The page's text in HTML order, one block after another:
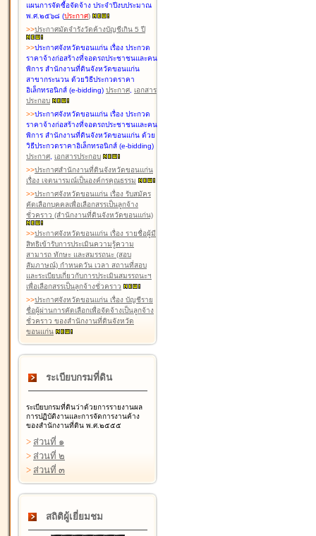
แผนการจัดซื้อจัดจ้าง ประจำปีงบประมาณ
พ.ศ.๒๕๖๘ (ประกาศ)
>>ประกาศมัดจำรังวัดค้างบัญชีเกิน 5 ปี
>>ประกาศจังหวัดขอนแก่น เรื่อง ประกวด
ราคาจ้างก่อสร้างที่จอดรถประชาชนและคน
พิการ สำนักงานที่ดินจังหวัดขอนแก่น
สาขากระนวน ด้วยวิธีประกวดราคา
อิเล็กทรอนิกส์ (e-bidding) ประกาศ, เอกสาร
ประกอบ
>>ประกาศจังหวัดขอนแก่น เรื่อง ประกวด
ราคาจ้างก่อสร้างที่จอดรถประชาชนและคน
พิการ สำนักงานที่ดินจังหวัดขอนแก่น ด้วย
วิธีประกวดราคาอิเล็กทรอนิกส์ (e-bidding)
ประกาศ, เอกสารประกอบ
>>ประกาศสำนักงานที่ดินจังหวัดขอนแก่น
เรื่อง เจตนารมณ์เป็นองค์กรคุณธรรม
>>ประกาศจังหวัดขอนแก่น เรื่อง รับสมัคร
คัดเลือกบุคคลเพื่อเลือกสรรเป็นลูกจ้าง
ชั่วคราว (สำนักงานที่ดินจังหวัดขอนแก่น)
>>ประกาศจังหวัดขอนแก่น เรื่อง รายชื่อผู้มี
สิทธิเข้ารับการประเมินความรู้ความ
สามารถ ทักษะ และสมรรถนะ (สอบ
สัมภาษณ์) กำหนดวัน เวลา สถานที่สอบ
และระเบียบเกี่ยวกับการประเมินสมรรถนะฯ
เพื่อเลือกสรรเป็นลูกจ้างชั่วคราว
>>ประกาศจังหวัดขอนแก่น เรื่อง บัญชีราย
ชื่อผู้ผ่านการคัดเลือกเพื่อจัดจ้างเป็นลูกจ้าง
ชั่วคราว ของสำนักงานที่ดินจังหวัด
ขอนแก่น
ระเบียบกรมที่ดิน
ระเบียบกรมที่ดินว่าด้วยการรายงานผล
การปฏิบัติงานและการจัดการงานค้าง
ของสำนักงานที่ดิน พ.ศ.๒๕๕๕
> ส่วนที่ ๑
> ส่วนที่ ๒
> ส่วนที่ ๓
สถิติผู้เยี่ยมชม